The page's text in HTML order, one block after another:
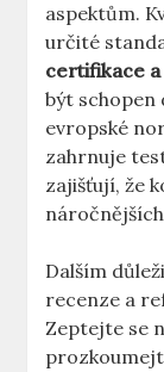
aspektům.
určité
certifikace
být schopen
evropské
zahrnuje
zajišťují, že
Dalším
recenze a
Zeptejte se